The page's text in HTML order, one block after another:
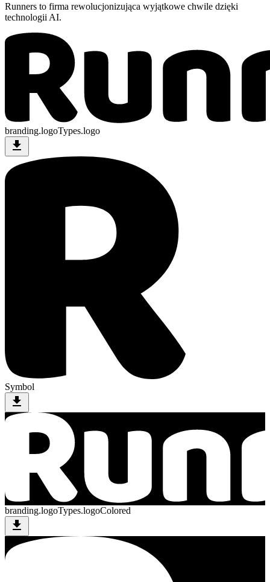
Runners to firma rewolucjonizująca wyjątkowe chwile dzięki
technologii AI.
branding.logoTypes.logo
download
Symbol
download
branding.logoTypes.logoColored
download